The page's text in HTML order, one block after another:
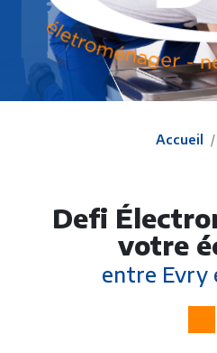
Accueil
Defi
votre
entre Evry